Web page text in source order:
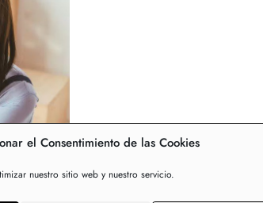
el Consentimiento de las Cookies
nuestro sitio web y nuestro servicio.